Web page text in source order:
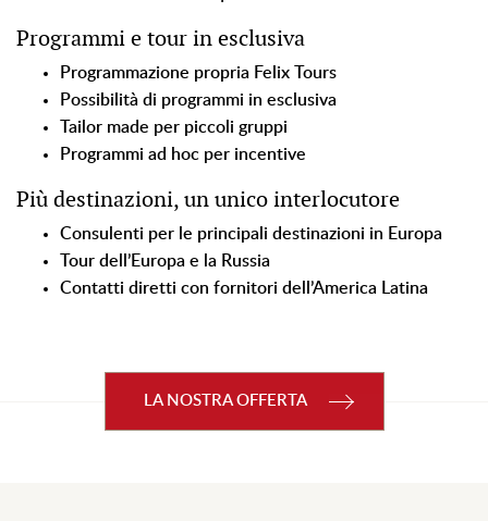
Programmi e tour in esclusiva
Programmazione propria Felix Tours
Possibilità di programmi in esclusiva
Tailor made per piccoli gruppi
Programmi ad hoc per incentive
Più destinazioni, un unico interlocutore
Consulenti per le principali destinazioni in Europa
Tour dell’Europa e la Russia
Contatti diretti con fornitori dell’America Latina
LA NOSTRA OFFERTA